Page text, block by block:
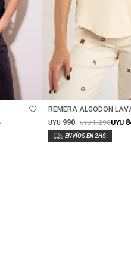
REMERA ALGODON
UYU 990 UYU1.290UYU